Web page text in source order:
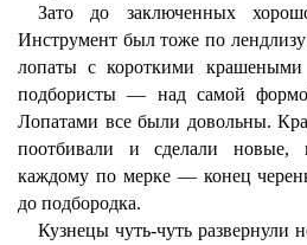
Зато до заключенных
Инструмент был тоже по
лопаты с короткими
подбористы — над самой
Лопатами все были довольны.
поотбивали и сделали
каждому по мерке — конец
до подбородка.
Кузнецы чуть-чуть развернули